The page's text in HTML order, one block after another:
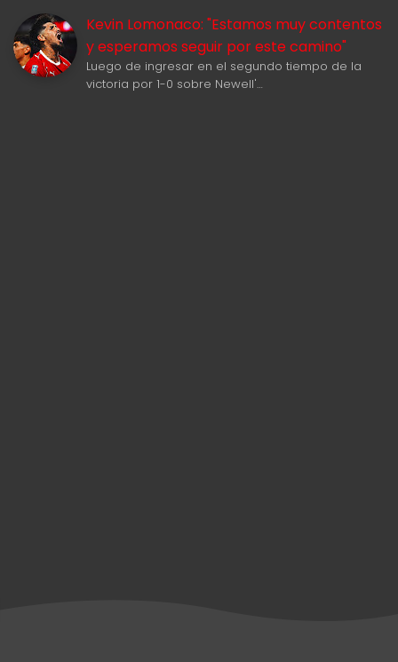
Kevin Lomonaco: "Estamos muy contentos
y esperamos seguir por este camino"
Luego de ingresar en el segundo tiempo de la
victoria por 1-0 sobre Newell'…